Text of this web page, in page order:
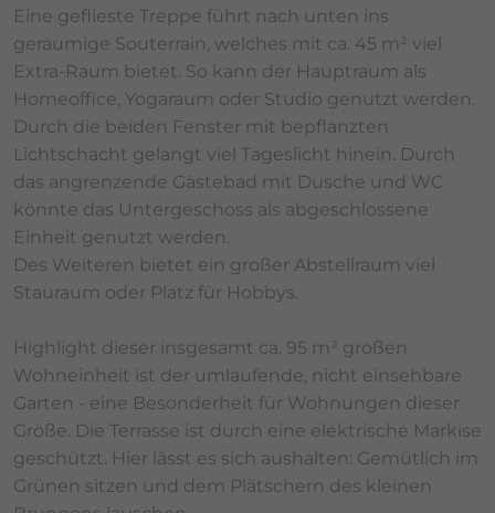
Eine geflieste Treppe führt nach unten ins
geräumige Souterrain, welches mit ca. 45 m² viel
Extra-Raum bietet. So kann der Hauptraum als
Homeoffice, Yogaraum oder Studio genutzt werden.
Durch die beiden Fenster mit bepflanzten
Lichtschacht gelangt viel Tageslicht hinein. Durch
das angrenzende Gästebad mit Dusche und WC
könnte das Untergeschoss als abgeschlossene
Einheit genutzt werden.
Des Weiteren bietet ein großer Abstellraum viel
Stauraum oder Platz für Hobbys.
Highlight dieser insgesamt ca. 95 m² großen
Wohneinheit ist der umlaufende, nicht einsehbare
Garten - eine Besonderheit für Wohnungen dieser
Größe. Die Terrasse ist durch eine elektrische Markise
geschützt. Hier lässt es sich aushalten: Gemütlich im
Grünen sitzen und dem Plätschern des kleinen